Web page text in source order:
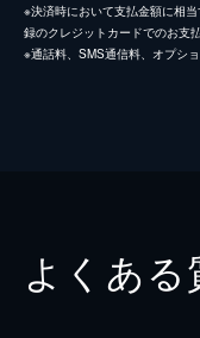
※決済時において支払金額に相
録のクレジットカードでのお支
※通話料、SMS通信料、オプシ
よくある